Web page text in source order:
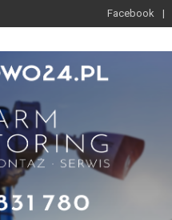
Facebook